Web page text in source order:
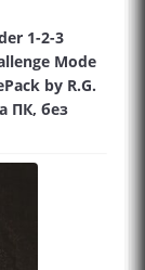
1-2-3
Mode
by R.G.
ПК, без